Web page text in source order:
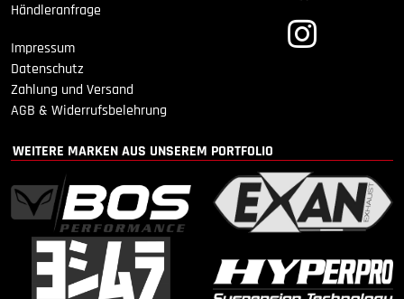
Händleranfrage
Impressum
Datenschutz
Zahlung und Versand
AGB & Widerrufsbelehrung
WEITERE MARKEN AUS UNSEREM PORTFOLIO